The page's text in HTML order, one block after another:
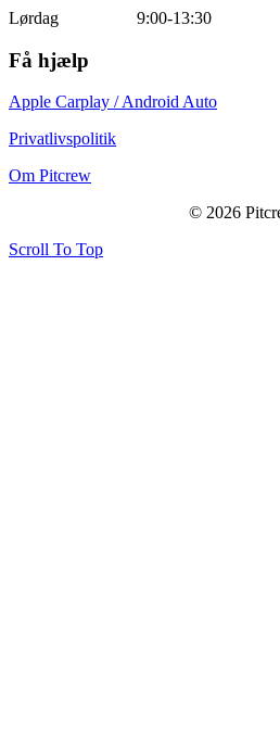
Lørdag 9:00-13:30
Få hjælp
Apple Carplay / Android Auto
Privatlivspolitik
Om Pitcrew
© 2026
Scroll To Top